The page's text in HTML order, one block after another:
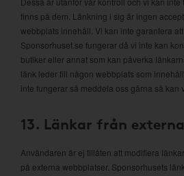
finns på dem. Länkning i sig är ingen
webbplats innehåll. Vi kan inte garantera
Sponsorhuset.se fungerar då vi inte kan
butiker eller annat som kan påverka
länk leder till någon webbplats som
inte fungerar så meddela oss gärna så kan
13. Länkar från
Användaren är ej tillåten att modifiera
på externa webbplatser. Sponsorhusets